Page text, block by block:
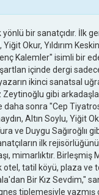
bir sanatçıdır. İlk
Okur, Yıldırım
Kalemler" isimli bir
şartlan içinde dergi
ikinci sanatsal
Zeytinoğlu gibi
daha sonra "Cep
Altın Soylu, Yiğit
ve Duygu Sağıroğlıı
ilk rejisörlüğünü
mimarlıktır. Birleşmiş
tatil köyü, plaza ve
Bir Kız Sevdim,"
tiplemesiyle